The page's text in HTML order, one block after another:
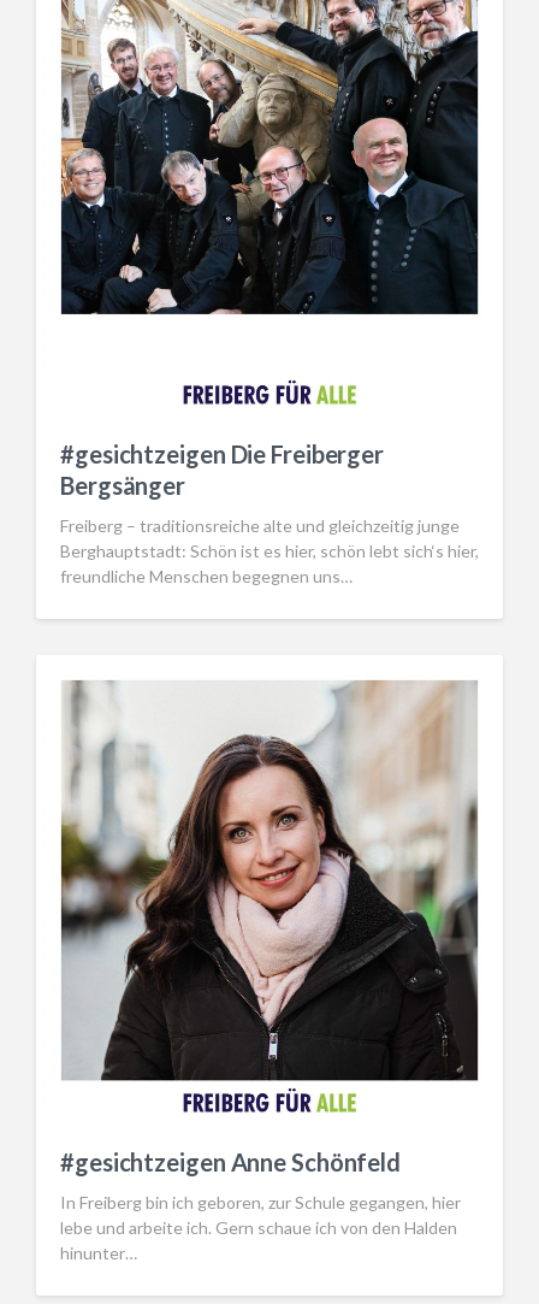
#gesichtzeigen Die Freiberger
Bergsänger
Freiberg – traditionsreiche alte und gleichzeitig junge
Berghauptstadt: Schön ist es hier, schön lebt sich‘s hier,
freundliche Menschen begegnen uns…
#gesichtzeigen Anne Schönfeld
In Freiberg bin ich geboren, zur Schule gegangen, hier
lebe und arbeite ich. Gern schaue ich von den Halden
hinunter…